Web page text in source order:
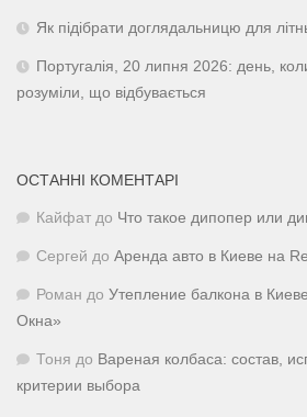
Як підібрати доглядальницю для
Португалія, 20 липня 2026: день,
розуміли, що відбувається
ОСТАННІ КОМЕНТАРІ
Кайфат до Что такое дипопер или
Сергей до Аренда авто в Киеве на
Роман до Утепление балкона в
Окна»
Тоня до Вареная колбаса: состав,
критерии выбора